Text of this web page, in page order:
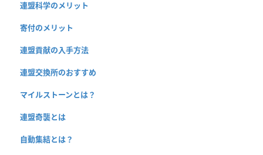
連盟科学のメリット
寄付のメリット
連盟貢献の入手方法
連盟交換所のおすすめ
マイルストーンとは？
連盟奇襲とは
自動集結とは？